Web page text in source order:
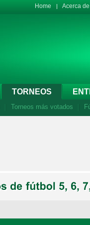
Home Acerca
TORNEOS
Torneos más votados